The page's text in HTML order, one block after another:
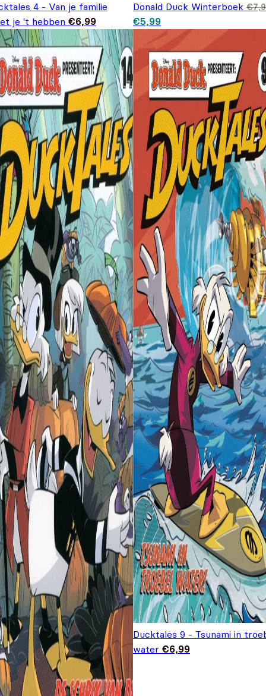
4 - Van je familie
je 't hebben €6,99
Donald Duck Winterboek €
Oorspronkelijke prijs was:
€7,99.
€5,99Huidige prijs is: €5,99.
Ducktales 9 - Tsunami in
water €6,99